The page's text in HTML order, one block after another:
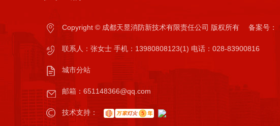
Copyright © 成都天昱消防新技术有限责任公司 版权所有 备案号：
联系人：张女士 手机：13980808123(1) 电话：028-83900816
城市分站
城
市
分
陕
邮箱：651148366@qq.com
技术支持：